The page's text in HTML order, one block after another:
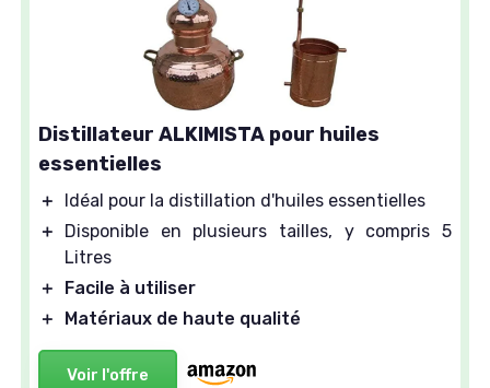
Distillateur ALKIMISTA pour huiles
essentielles
＋
Idéal pour la distillation d'huiles essentielles
＋
Disponible en plusieurs tailles, y compris 5
Litres
＋
Facile à utiliser
＋
Matériaux de haute qualité
Voir l'offre